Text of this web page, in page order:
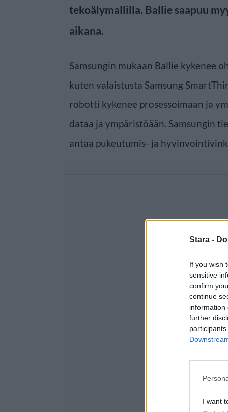
Stara -
If you wish
sensitive
confirm
continue
information
further
I want
tekoälymallilla. Ballie saapuu
aikana.
Samsungin mukaan Ballie kykenee
kuten valaistusta Samsung
robotti kykenee prosessoimaan ja
dataa ja ympäristöään. Samsungin
antaa pukeutumis- ja